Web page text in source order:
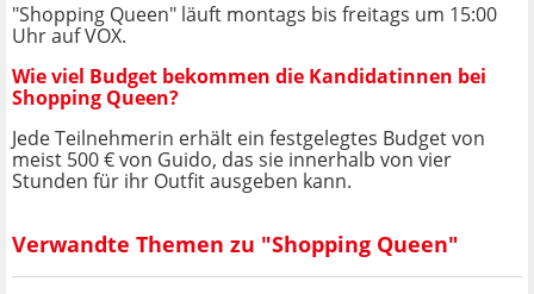
"Shopping Queen" läuft montags bis freitags um 15:00
Uhr auf VOX.
Wie viel Budget bekommen die Kandidatinnen bei
Shopping Queen?
Jede Teilnehmerin erhält ein festgelegtes Budget von
meist 500 € von Guido, das sie innerhalb von vier
Stunden für ihr Outfit ausgeben kann.
Verwandte Themen zu "Shopping Queen"